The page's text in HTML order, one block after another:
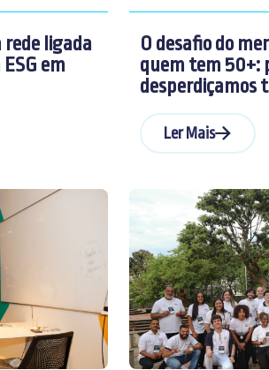
rede ligada
em
O desafio do
quem tem 50+:
Ler Mais